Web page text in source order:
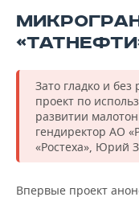
Зато гладко и
проект по
развитии
гендиректор АО
«Ростеха», Юрий
Впервые проект